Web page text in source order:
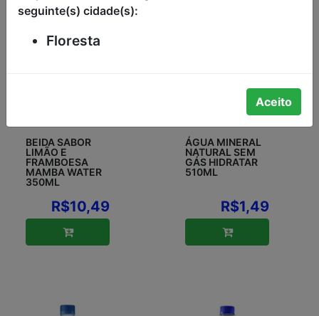
BEIDA SABOR
LIMÃO E
FRAMBOESA
MAMBA WATER
350ML
R$10,49
ÁGUA MINERAL
NATURAL SEM
GÁS HIDRATAR
510ML
R$1,49
seguinte(s) cidade(s):
Floresta
Aceito